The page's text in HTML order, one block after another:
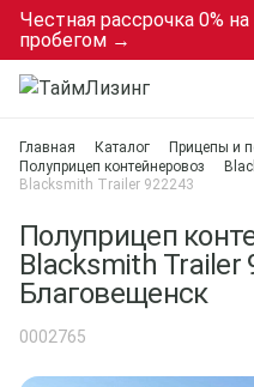
Честная рассрочка 0%
пробегом →
Главная Каталог
Прицепы и
Полуприцеп контейнеровоз
Blacksmith Trailer 922243
Полуприцеп
Blacksmith Trailer
Благовещенск
0002765